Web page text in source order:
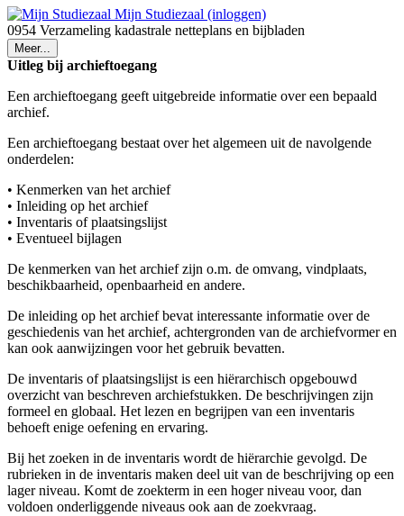
Mijn Studiezaal (inloggen)
0954 Verzameling kadastrale netteplans en bijbladen
Meer...
Uitleg bij archieftoegang
Een archieftoegang geeft uitgebreide informatie over een bepaald
archief.
Een archieftoegang bestaat over het algemeen uit de navolgende
onderdelen:
• Kenmerken van het archief
• Inleiding op het archief
• Inventaris of plaatsingslijst
• Eventueel bijlagen
De kenmerken van het archief zijn o.m. de omvang, vindplaats,
beschikbaarheid, openbaarheid en andere.
De inleiding op het archief bevat interessante informatie over de
geschiedenis van het archief, achtergronden van de archiefvormer en
kan ook aanwijzingen voor het gebruik bevatten.
De inventaris of plaatsingslijst is een hiërarchisch opgebouwd
overzicht van beschreven archiefstukken. De beschrijvingen zijn
formeel en globaal. Het lezen en begrijpen van een inventaris
behoeft enige oefening en ervaring.
Bij het zoeken in de inventaris wordt de hiërarchie gevolgd. De
rubrieken in de inventaris maken deel uit van de beschrijving op een
lager niveau. Komt de zoekterm in een hoger niveau voor, dan
voldoen onderliggende niveaus ook aan de zoekvraag.